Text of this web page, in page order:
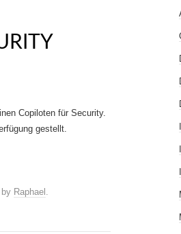
Copiloten für Security.
gestellt.
by Raphael .